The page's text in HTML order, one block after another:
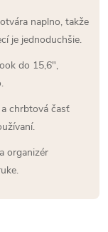
naplno, takže
je jednoduchšie.
do 15,6",
chrbtová časť
organizér